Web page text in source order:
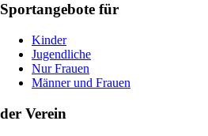
Sportangebote für
Kinder
Jugendliche
Nur Frauen
Männer und Frauen
der Verein